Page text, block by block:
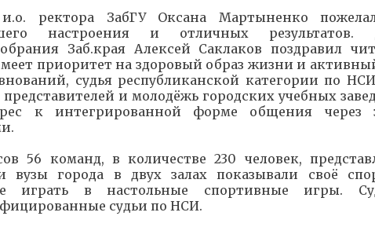
ректора ЗабГУ Оксана Мартыненко
настроения и отличных результатов.
Заб.края Алексей Саклаков поздравил
приоритет на здоровый образ жизни и
судья республиканской категории по
и молодёжь городских учебных
к интегрированной форме общения через
56 команд, в количестве 230 человек,
города в двух залах показывали своё
играть в настольные спортивные игры.
судьи по НСИ.